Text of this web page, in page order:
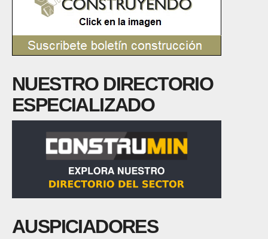
NUESTRO DIRECTORIO
ESPECIALIZADO
AUSPICIADORES